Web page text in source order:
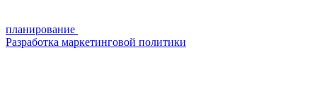
планирование
Разработка маркетинговой политики